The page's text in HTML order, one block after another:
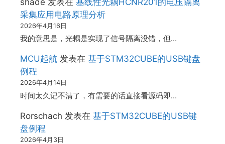
shade 发表在 基线性光耦HCNR201的电压隔离
采集应用电路原理分析
2026年4月16日
我的意思是，光耦是实现了信号隔离没错，但…
MCU起航 发表在 基于STM32CUBE的USB键盘
例程
2026年4月14日
时间太久记不清了，有需要的话直接看源码即…
Rorschach 发表在 基于STM32CUBE的USB键
盘例程
2026年4月3日